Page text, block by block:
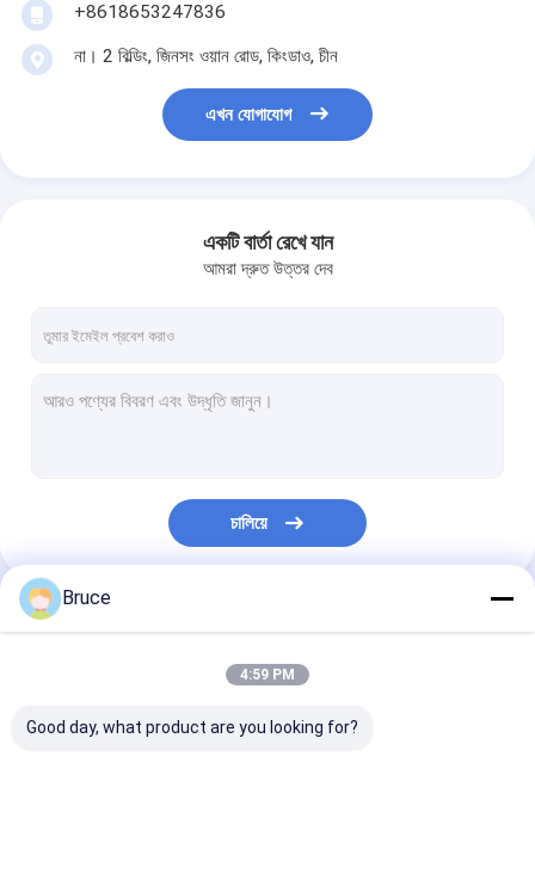
+8618653247836
না। 2 বিল্ডিং, জিনসং ওয়ান রোড, কিংডাও, চীন
এখন যোগাযোগ
একটি বার্তা রেখে যান
আমরা দ্রুত উত্তর দেব
চালিয়ে
আমাদের বিভাগসমূহ
Bruce
4:59 PM
Good day, what product are you looking for?